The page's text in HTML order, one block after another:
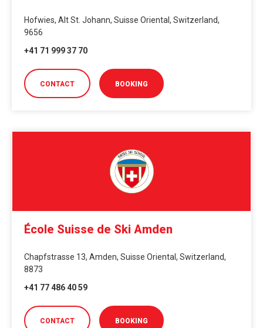
Hofwies, Alt St. Johann, Suisse Oriental, Switzerland,
9656
+41 71 999 37 70
CONTACT BOOKING
École Suisse de Ski Amden
Chapfstrasse 13, Amden, Suisse Oriental, Switzerland,
8873
+41 77 486 40 59
CONTACT BOOKING